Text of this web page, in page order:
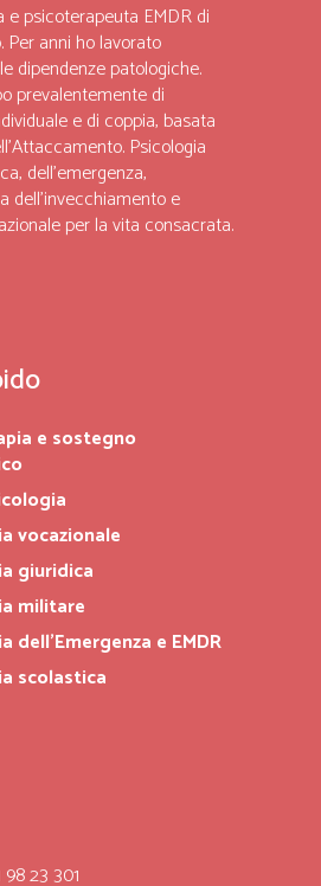
e psicoterapeuta EMDR di
Per anni ho lavorato
dipendenze patologiche.
prevalentemente di
e di coppia, basata
Psicologia
dell’emergenza,
dell’invecchiamento e
per la vita consacrata.
e sostegno
vocazionale
giuridica
militare
dell’Emergenza e EMDR
scolastica
98 23 301